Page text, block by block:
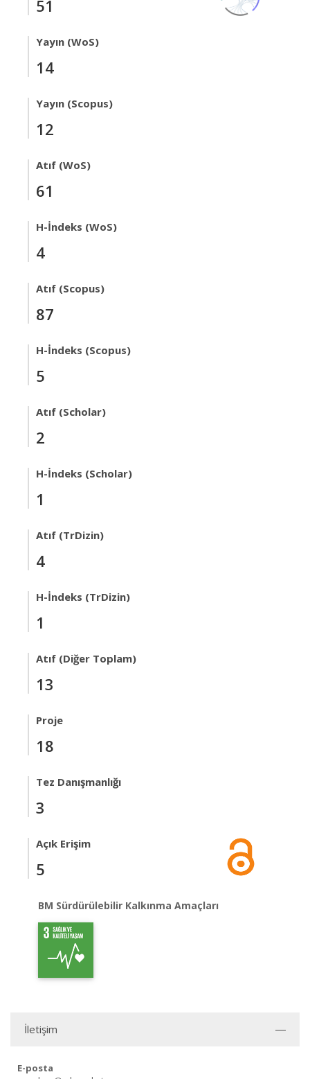
51
Yayın (WoS)
14
Yayın (Scopus)
12
Atıf (WoS)
61
H-İndeks (WoS)
4
Atıf (Scopus)
87
H-İndeks (Scopus)
5
Atıf (Scholar)
2
H-İndeks (Scholar)
1
Atıf (TrDizin)
4
H-İndeks (TrDizin)
1
Atıf (Diğer Toplam)
13
Proje
18
Tez Danışmanlığı
3
Açık Erişim
5
BM Sürdürülebilir Kalkınma Amaçları
İletişim
E-posta